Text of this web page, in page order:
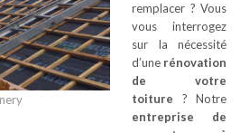
remplacer ? Vous
vous interrogez
sur la nécessité
d’une rénovation
de votre
toiture ? Notre
entreprise de